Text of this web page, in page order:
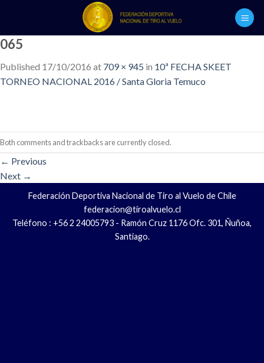
content
065
Published 17/10/2016 at 709 × 945 in 10ª FECHA SKEET
TORNEO NACIONAL 2016 / Santa Gloria Temuco
Both comments and trackbacks are currently closed.
← Previous
Next →
Federación Deportiva Nacional de Tiro al Vuelo de Chile
federacion@tiroalvuelo.cl
Teléfono : +56 2 24005793 - Ramón Cruz 1176 Ofc. 301, Ñuñoa,
Santiago.